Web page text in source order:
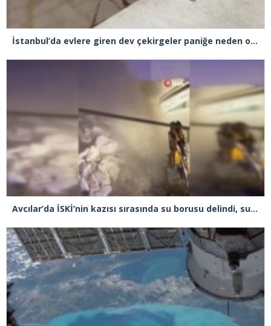
İstanbul’da evlere giren dev çekirgeler paniğe neden oldu
Avcılar’da İSKİ’nin kazısı sırasında su borusu delindi, su metrelerce yüksekliğe fışkırdı